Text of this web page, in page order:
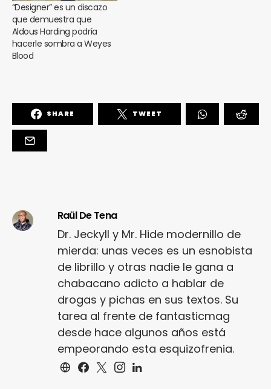
“Designer” es un discazo
que demuestra que
Aldous Harding podría
hacerle sombra a Weyes
Blood
SHARE TWEET
Raül De Tena
Dr. Jeckyll y Mr. Hide modernillo de
mierda: unas veces es un esnobista
de librillo y otras nadie le gana a
chabacano adicto a hablar de
drogas y pichas en sus textos. Su
tarea al frente de fantasticmag
desde hace algunos años está
empeorando esta esquizofrenia.